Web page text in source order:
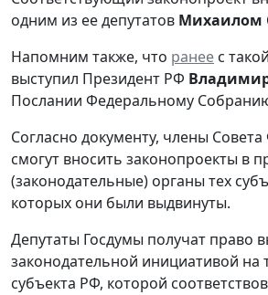
одним из ее депутатов Михаилом
Напомним также, что ранее с
выступил Президент РФ
Послании Федеральному
Согласно документу, члены
смогут вносить законопроекты в
(законодательные) органы тех
которых они были выдвинуты.
Депутаты Госдумы получат право
законодательной инициативой на
субъекта РФ, которой